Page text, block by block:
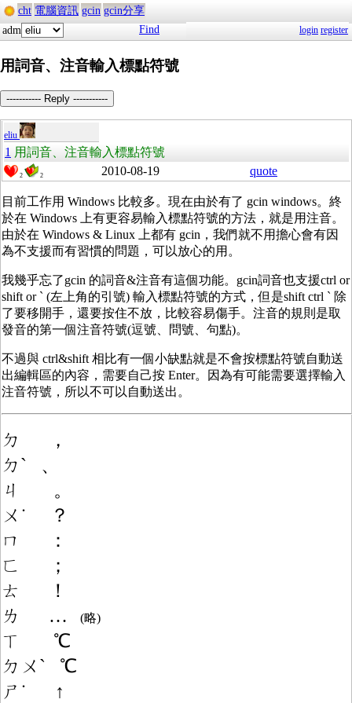
cht 電腦資訊 gcin gcin分享
adm
Find login register
用詞音、注音輸入標點符號
----------- Reply -----------
eliu
1 用詞音、注音輸入標點符號
2 2 2010-08-19 quote
目前工作用 Windows 比較多。現在由於有了 gcin windows。終
於在 Windows 上有更容易輸入標點符號的方法，就是用注音。
由於在 Windows & Linux 上都有 gcin，我們就不用擔心會有因
為不支援而有習慣的問題，可以放心的用。
我幾乎忘了gcin 的詞音&注音有這個功能。gcin詞音也支援ctrl or
shift or ` (左上角的引號) 輸入標點符號的方式，但是shift ctrl ` 除
了要移開手，還要按住不放，比較容易傷手。注音的規則是取
發音的第一個注音符號(逗號、問號、句點)。
不過與 ctrl&shift 相比有一個小缺點就是不會按標點符號自動送
出編輯區的內容，需要自己按 Enter。因為有可能需要選擇輸入
注音符號，所以不可以自動送出。
ㄉ ，
ㄉˋ 、
ㄐ 。
ㄨ˙ ？
ㄇ ：
ㄈ ；
ㄊ ！
ㄌ …
(略)
ㄒ ℃
ㄉㄨ ˋ ℃
ㄕ˙ ↑